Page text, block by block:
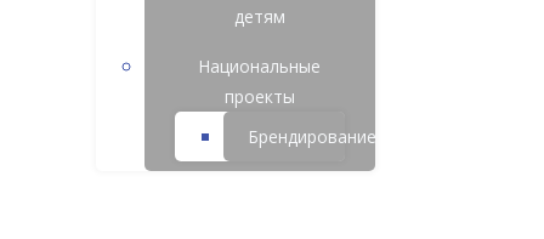
детям
Национальные
проекты
Брендирование